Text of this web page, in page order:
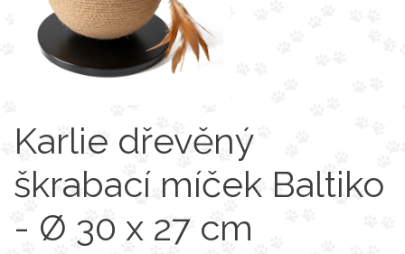
Karlie dřevěný
škrabací míček Baltiko
- Ø 30 x 27 cm